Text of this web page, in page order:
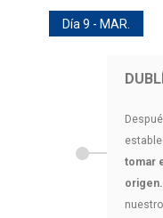
Día 9 - MAR.
tomar
origen.